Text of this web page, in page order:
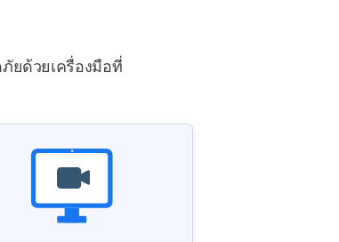
ยด้วยเครื่องมือที่